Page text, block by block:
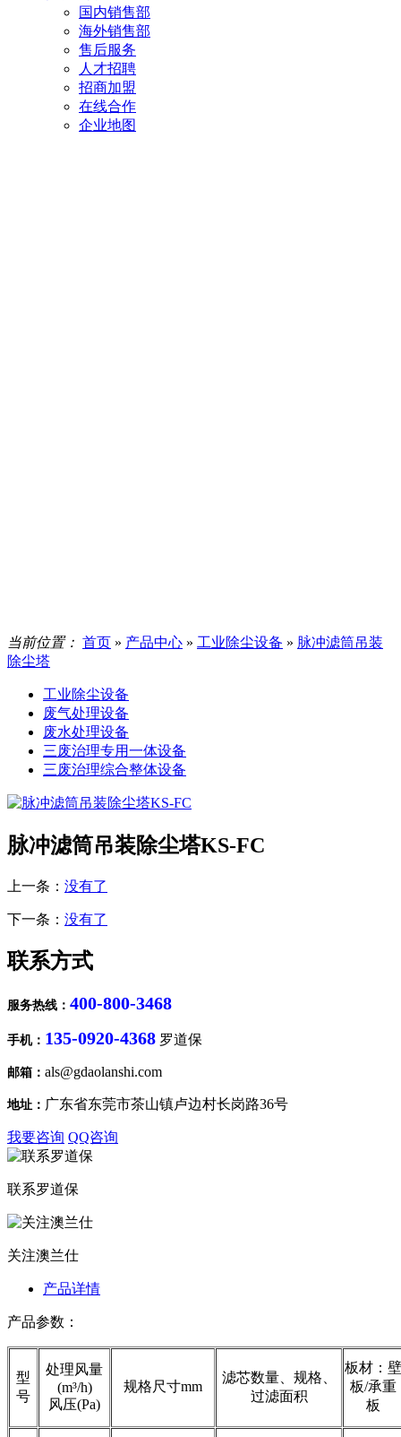
国内销售部
海外销售部
售后服务
人才招聘
招商加盟
在线合作
企业地图
当前位置： 首页 » 产品中心 » 工业除尘设备 » 脉冲滤筒吊装
除尘塔
工业除尘设备
废气处理设备
废水处理设备
三废治理专用一体设备
三废治理综合整体设备
脉冲滤筒吊装除尘塔KS-FC
上一条： 没有了
下一条： 没有了
联系方式
服务热线： 400-800-3468
手机： 135-0920-4368 罗道保
邮箱： als@gdaolanshi.com
地址： 广东省东莞市茶山镇卢边村长岗路36号
我要咨询 QQ咨询
联系罗道保
关注澳兰仕
产品详情
产品参数：
型
号
处理风量
(m³/h)
风压(Pa)
规格尺寸mm
滤芯数量、规格、
过滤面积
板材：壁
板/承重
板